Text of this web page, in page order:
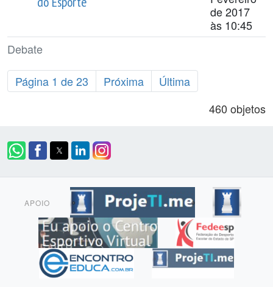
Debate
de 2017
às 10:45
Página 1 de 23 Próxima
Última
460 objetos
APOIO